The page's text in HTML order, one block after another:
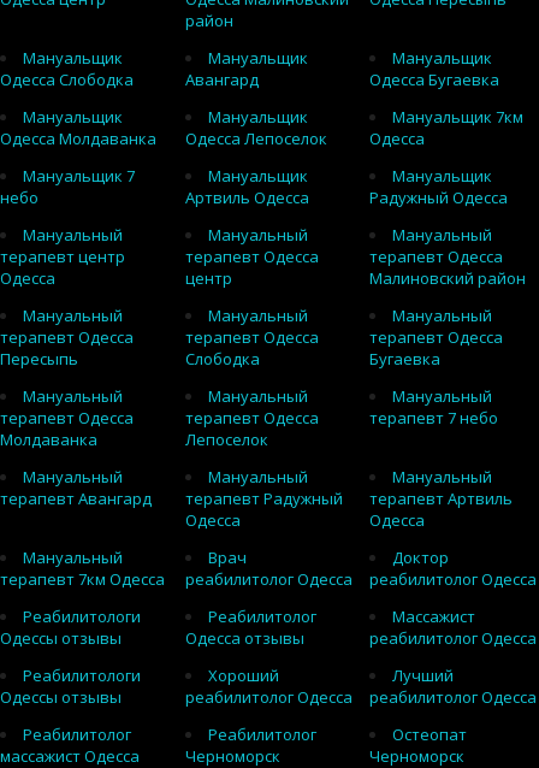
район
Мануальщик
Одесса Слободка
Мануальщик
Авангард
Мануальщик
Одесса Бугаевка
Мануальщик
Одесса Молдаванка
Мануальщик
Одесса Лепоселок
Мануальщик 7км
Одесса
Мануальщик 7
небо
Мануальщик
Артвиль Одесса
Мануальщик
Радужный Одесса
Мануальный
терапевт центр
Одесса
Мануальный
терапевт Одесса
центр
Мануальный
терапевт Одесса
Малиновский район
Мануальный
терапевт Одесса
Пересыпь
Мануальный
терапевт Одесса
Слободка
Мануальный
терапевт Одесса
Бугаевка
Мануальный
терапевт Одесса
Молдаванка
Мануальный
терапевт Одесса
Лепоселок
Мануальный
терапевт 7 небо
Мануальный
терапевт Авангард
Мануальный
терапевт Радужный
Одесса
Мануальный
терапевт Артвиль
Одесса
Мануальный
терапевт 7км Одесса
Врач
реабилитолог Одесса
Доктор
реабилитолог Одесса
Реабилитологи
Одессы отзывы
Реабилитолог
Одесса отзывы
Массажист
реабилитолог Одесса
Реабилитологи
Одессы отзывы
Хороший
реабилитолог Одесса
Лучший
реабилитолог Одесса
Реабилитолог
массажист Одесса
Реабилитолог
Черноморск
Остеопат
Черноморск